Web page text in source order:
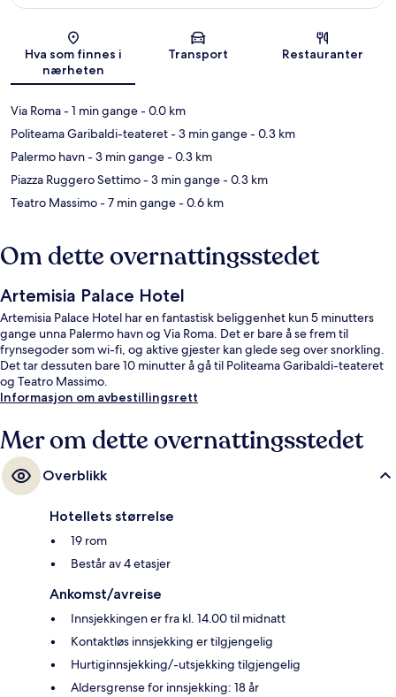
Kart
Hva som finnes i
nærheten
Transport Restauranter
Via Roma- 1 min gange- 0.0 km
Politeama Garibaldi-teateret- 3 min gange- 0.3 km
Palermo havn- 3 min gange- 0.3 km
Piazza Ruggero Settimo- 3 min gange- 0.3 km
Teatro Massimo- 7 min gange- 0.6 km
Om dette overnattingsstedet
Artemisia Palace Hotel
Artemisia Palace Hotel har en fantastisk beliggenhet kun 5 minutters
gange unna Palermo havn og Via Roma. Det er bare å se frem til
frynsegoder som wi-fi, og aktive gjester kan glede seg over snorkling.
Det tar dessuten bare 10 minutter å gå til Politeama Garibaldi-teateret
og Teatro Massimo.
Informasjon om avbestillingsrett
Mer om dette overnattingsstedet
Overblikk
Hotellets størrelse
19 rom
Består av 4 etasjer
Ankomst/avreise
Innsjekkingen er fra kl. 14.00 til midnatt
Kontaktløs innsjekking er tilgjengelig
Hurtiginnsjekking/-utsjekking tilgjengelig
Aldersgrense for innsjekking: 18 år